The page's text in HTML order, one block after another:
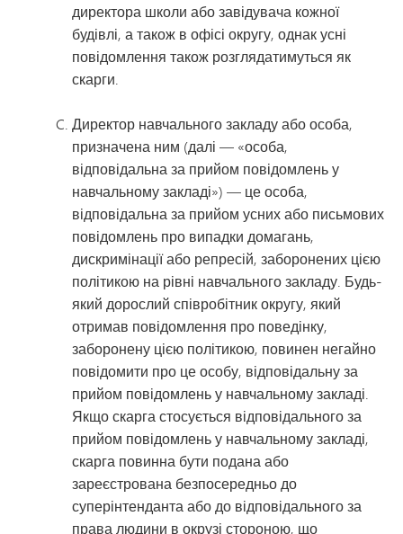
директора школи або завідувача кожної
будівлі, а також в офісі округу, однак усні
повідомлення також розглядатимуться як
скарги.
Директор навчального закладу або особа,
призначена ним (далі — «особа,
відповідальна за прийом повідомлень у
навчальному закладі») — це особа,
відповідальна за прийом усних або письмових
повідомлень про випадки домагань,
дискримінації або репресій, заборонених цією
політикою на рівні навчального закладу. Будь-
який дорослий співробітник округу, який
отримав повідомлення про поведінку,
заборонену цією політикою, повинен негайно
повідомити про це особу, відповідальну за
прийом повідомлень у навчальному закладі.
Якщо скарга стосується відповідального за
прийом повідомлень у навчальному закладі,
скарга повинна бути подана або
зареєстрована безпосередньо до
суперінтенданта або до відповідального за
права людини в окрузі стороною, що